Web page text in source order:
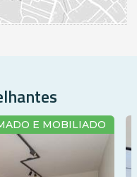
E MOBILIADO